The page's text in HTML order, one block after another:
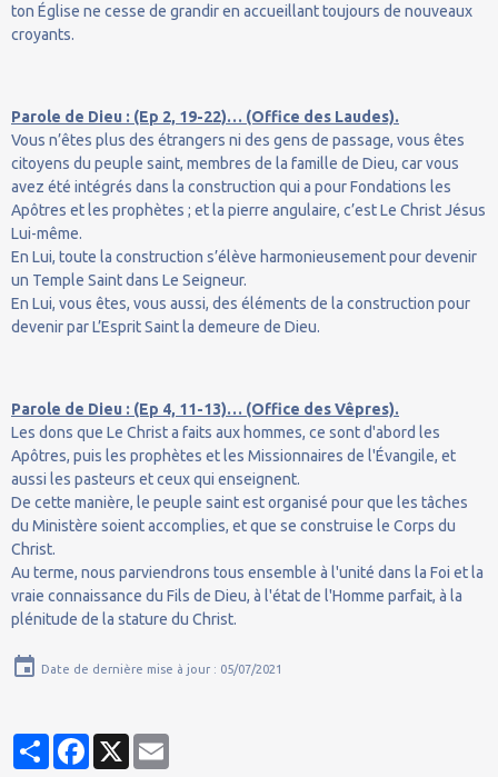
ton Église ne cesse de grandir en accueillant toujours de nouveaux
croyants.
Parole de Dieu : (Ep 2, 19-22)… (Office des Laudes).
Vous n’êtes plus des étrangers ni des gens de passage, vous êtes
citoyens du peuple saint, membres de la famille de Dieu, car vous
avez été intégrés dans la construction qui a pour Fondations les
Apôtres et les prophètes ; et la pierre angulaire, c’est Le Christ Jésus
Lui-même.
En Lui, toute la construction s’élève harmonieusement pour devenir
un Temple Saint dans Le Seigneur.
En Lui, vous êtes, vous aussi, des éléments de la construction pour
devenir par L’Esprit Saint la demeure de Dieu.
Parole de Dieu : (Ep 4, 11-13)… (Office des Vêpres).
Les dons que Le Christ a faits aux hommes, ce sont d'abord les
Apôtres, puis les prophètes et les Missionnaires de l'Évangile, et
aussi les pasteurs et ceux qui enseignent.
De cette manière, le peuple saint est organisé pour que les tâches
du Ministère soient accomplies, et que se construise le Corps du
Christ.
Au terme, nous parviendrons tous ensemble à l'unité dans la Foi et la
vraie connaissance du Fils de Dieu, à l'état de l'Homme parfait, à la
plénitude de la stature du Christ.
Date de dernière mise à jour : 05/07/2021
PartagerFacebook
X